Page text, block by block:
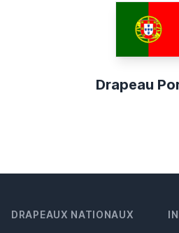
Drapeau
DRAPEAUX NATIONAUX